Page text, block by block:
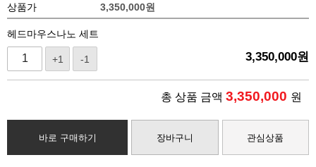
상품가 3,350,000원
헤드마우스나노 세트
+1 -1 3,350,000원
총 상품 금액 3,350,000 원
바로 구매하기 장바구니 관심상품